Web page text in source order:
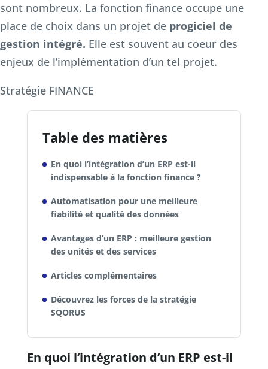
sont nombreux. La fonction finance occupe une
place de choix dans un projet de progiciel de
gestion intégré. Elle est souvent au coeur des
enjeux de l’implémentation d’un tel projet.
Stratégie FINANCE
Table des matières
En quoi l’intégration d’un ERP est-il
indispensable à la fonction finance ?
Automatisation pour une meilleure
fiabilité et qualité des données
Avantages d’un ERP : meilleure gestion
des unités et des services
Articles complémentaires
Découvrez les forces de la stratégie
SQORUS
En quoi l’intégration d’un ERP est-il